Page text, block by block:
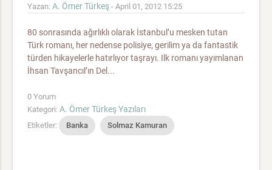
Yazan: A. Ömer Türkeş - April 01, 2012 15:25
80 sonrasında ağırlıklı olarak İstanbul’u mesken tutan
Türk romanı, her nedense polisiye, gerilim ya da fantastik
türden hikayelerle hatırlıyor taşrayı. Ilk romanı yayımlanan
İhsan Tavşancıl’ın Del...
0 Yorum
Kategori: A. Ömer Türkeş Yazıları
Etiketler: Banka Solmaz Kamuran